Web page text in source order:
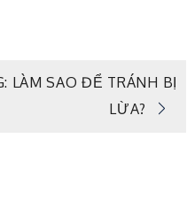
LÀM SAO ĐỂ TRÁNH BỊ
LỪA?